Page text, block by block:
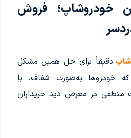
خودروشاپ؛ فروش
دقیقاً برای حل همین مشکل
خودروها به‌صورت شفاف، با
منطقی در معرض دید خریداران